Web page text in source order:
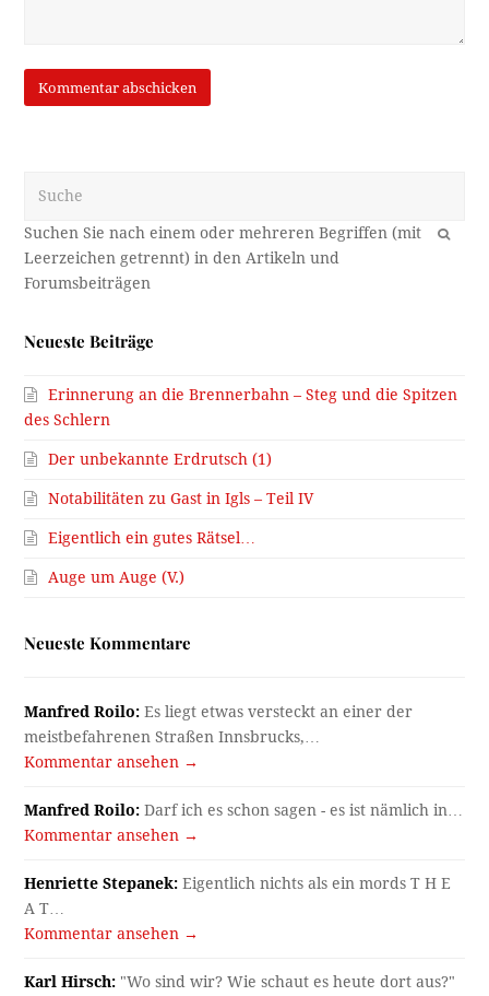
OK
Neueste Beiträge
Erinnerung an die Brennerbahn – Steg und die Spitzen
des Schlern
Der unbekannte Erdrutsch (1)
Notabilitäten zu Gast in Igls – Teil IV
Eigentlich ein gutes Rätsel…
Auge um Auge (V.)
Neueste Kommentare
Manfred Roilo: Es liegt etwas versteckt an einer der
meistbefahrenen Straßen Innsbrucks,…
Kommentar ansehen →
Manfred Roilo: Darf ich es schon sagen - es ist nämlich in…
Kommentar ansehen →
Henriette Stepanek: Eigentlich nichts als ein mords T H E
A T…
Kommentar ansehen →
Karl Hirsch: "Wo sind wir? Wie schaut es heute dort aus?"